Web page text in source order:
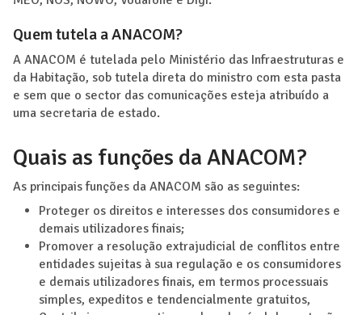
Quem tutela a ANACOM?
A ANACOM é tutelada pelo Ministério das Infraestruturas e
da Habitação, sob tutela direta do ministro com esta pasta
e sem que o sector das comunicações esteja atribuído a
uma secretaria de estado.
Quais as funções da ANACOM?
As principais funções da ANACOM são as seguintes:
Proteger os direitos e interesses dos consumidores e
demais utilizadores finais;
Promover a resolução extrajudicial de conflitos entre
entidades sujeitas à sua regulação e os consumidores
e demais utilizadores finais, em termos processuais
simples, expeditos e tendencialmente gratuitos,